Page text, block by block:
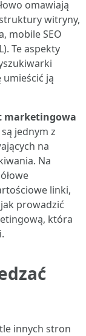
omawiają
witryny,
mobile SEO
Te aspekty
umieścić ją
marketingowa
jednym z
na
Na
linki,
prowadzić
która
innych stron